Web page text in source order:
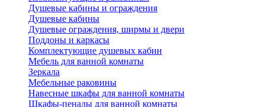
Душевые кабины и ограждения
Душевые кабины
Душевые ограждения, ширмы и двери
Поддоны и каркасы
Комплектующие душевых кабин
Мебель для ванной комнаты
Зеркала
Мебельные раковины
Навесные шкафы для ванной комнаты
Шкафы-пеналы для ванной комнаты